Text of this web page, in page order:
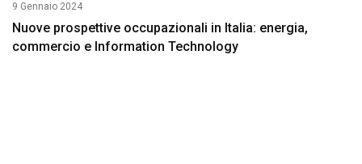
9 Gennaio 2024
Nuove prospettive occupazionali in Italia: energia,
commercio e Information Technology